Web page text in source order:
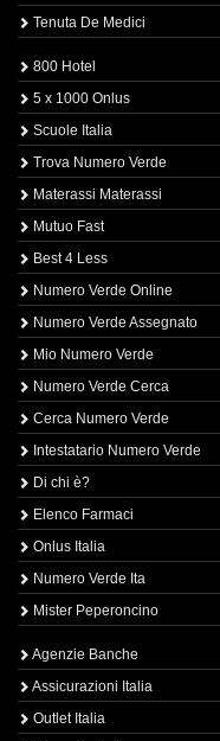
Tenuta De Medici
800 Hotel
5 x 1000 Onlus
Scuole Italia
Trova Numero Verde
Materassi Materassi
Mutuo Fast
Best 4 Less
Numero Verde Online
Numero Verde Assegnato
Mio Numero Verde
Numero Verde Cerca
Cerca Numero Verde
Intestatario Numero Verde
Di chi è?
Elenco Farmaci
Onlus Italia
Numero Verde Ita
Mister Peperoncino
Agenzie Banche
Assicurazioni Italia
Outlet Italia